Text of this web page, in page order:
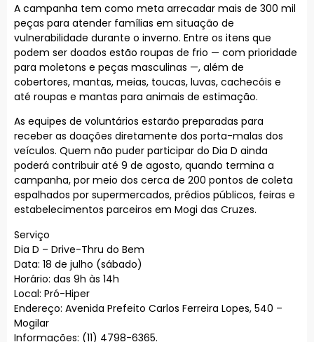
A campanha tem como meta arrecadar mais de 300 mil
peças para atender famílias em situação de
vulnerabilidade durante o inverno. Entre os itens que
podem ser doados estão roupas de frio — com prioridade
para moletons e peças masculinas —, além de
cobertores, mantas, meias, toucas, luvas, cachecóis e
até roupas e mantas para animais de estimação.
As equipes de voluntários estarão preparadas para
receber as doações diretamente dos porta-malas dos
veículos. Quem não puder participar do Dia D ainda
poderá contribuir até 9 de agosto, quando termina a
campanha, por meio dos cerca de 200 pontos de coleta
espalhados por supermercados, prédios públicos, feiras e
estabelecimentos parceiros em Mogi das Cruzes.
Serviço
Dia D – Drive-Thru do Bem
Data: 18 de julho (sábado)
Horário: das 9h às 14h
Local: Pró-Hiper
Endereço: Avenida Prefeito Carlos Ferreira Lopes, 540 –
Mogilar
Informações: (11) 4798-6365.